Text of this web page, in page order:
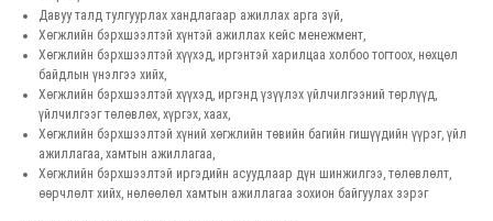
Давуу талд тулгуурлах хандлагаар ажиллах арга зүй,
Хөгжлийн бэрхшээлтэй хүнтэй ажиллах кейс менежмент,
Хөгжлийн бэрхшээлтэй хүүхэд, иргэнтэй харилцаа холбоо тогтоох, нөхцөл
байдлын үнэлгээ хийх,
Хөгжлийн бэрхшээлтэй хүүхэд, иргэнд үзүүлэх үйлчилгээний төрлүүд,
үйлчилгээг төлөвлөх, хүргэх, хаах,
Хөгжлийн бэрхшээлтэй хүний хөгжлийн төвийн багийн гишүүдийн үүрэг, үйл
ажиллагаа, хамтын ажиллагаа,
Хөгжлийн бэрхшээлтэй иргэдийн асуудлаар дүн шинжилгээ, төлөвлөлт,
өөрчлөлт хийх, нөлөөлөл хамтын ажиллагаа зохион байгуулах зэрэг